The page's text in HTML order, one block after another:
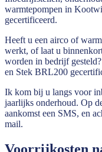
warmtepompen in
gecertificeerd.
Heeft u een airco of
werkt, of laat u
worden in bedrijf
en Stek BRL200
Ik kom bij u langs voor
jaarlijks onderhoud. Op
aankomst een SMS, en
mail.
Voorrijkosten